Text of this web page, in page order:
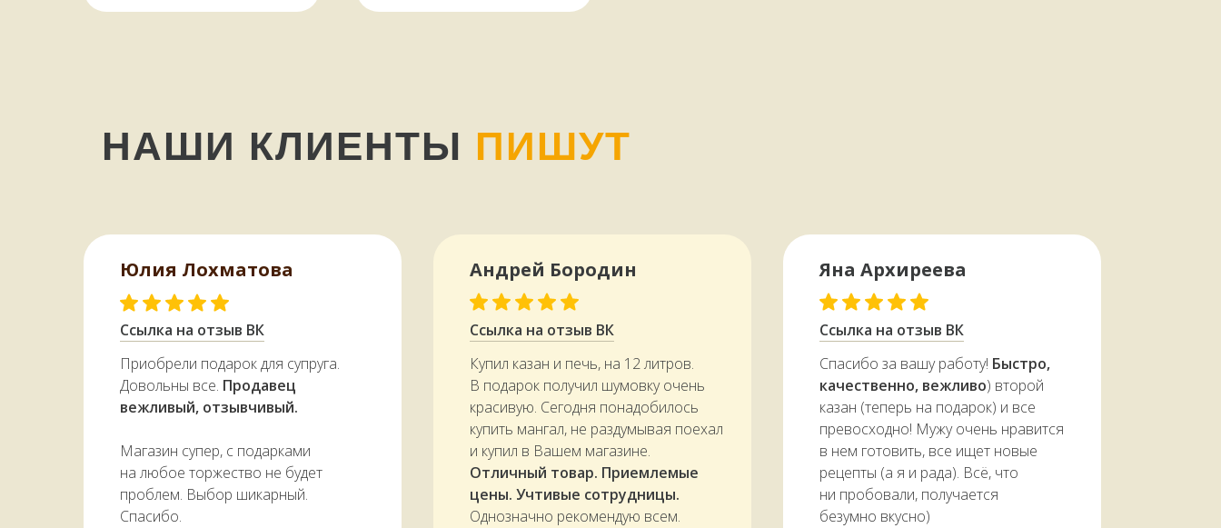
толщиной 2,0 мм и подходит
НАШИ КЛИЕНТЫ ПИШУТ
Купил казан и печь, на 12 литров.
В подарок получил шумовку очень
красивую. Сегодня понадобилось
купить мангал, не раздумывая поехал
и купил в Вашем магазине.
Отличный товар. Приемлемые
цены. Учтивые сотрудницы.
Однозначно рекомендую всем.
Спасибо за вашу работу! Быстро,
качественно, вежливо) второй
казан (теперь на подарок) и все
превосходно! Мужу очень нравится
в нем готовить, все ищет новые
рецепты (а я и рада). Всё, что
ни пробовали, получается
безумно вкусно)
Приобрели подарок для супруга.
Довольны все. Продавец
вежливый, отзывчивый.
Магазин супер, с подарками
на любое торжество не будет
проблем. Выбор шикарный.
Спасибо.
Ссылка на отзыв ВК Ссылка на отзыв ВК
Ссылка на отзыв ВК
Юлия Лохматова Андрей Бородин Яна Архиреева